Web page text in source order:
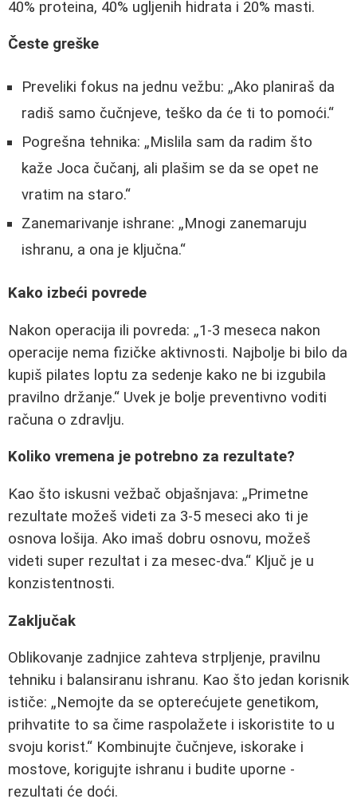
40% proteina, 40% ugljenih hidrata i 20% masti.
Česte greške
Preveliki fokus na jednu vežbu: Ako planiraš da
radiš samo čučnjeve, teško da će ti to pomoći.
Pogrešna tehnika:
Mislila sam da radim što
kaže Joca čučanj, ali plašim se da se opet ne
vratim na staro.
Zanemarivanje ishrane:
Mnogi zanemaruju
ishranu, a ona je ključna.
Kako izbeći povrede
Nakon operacija ili povreda:
1-3 meseca nakon
operacije nema fizičke aktivnosti. Najbolje bi bilo da
kupiš pilates loptu za sedenje kako ne bi izgubila
pravilno držanje. Uvek je bolje preventivno voditi
računa o zdravlju.
Koliko vremena je potrebno za rezultate?
Kao što iskusni vežbač objašnjava:
Primetne
rezultate možeš videti za 3-5 meseci ako ti je
osnova lošija. Ako imaš dobru osnovu, možeš
videti super rezultat i za mesec-dva.
Ključ je u
konzistentnosti.
Zaključak
Oblikovanje zadnjice zahteva strpljenje, pravilnu
tehniku i balansiranu ishranu. Kao što jedan korisnik
ističe:
Nemojte da se opterećujete genetikom,
prihvatite to sa čime raspolažete i iskoristite to u
svoju korist.
Kombinujte čučnjeve, iskorake i
mostove, korigujte ishranu i budite uporne -
rezultati će doći.